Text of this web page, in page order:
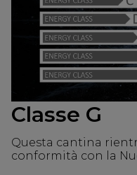
Classe G
Questa cantina
conformità con la